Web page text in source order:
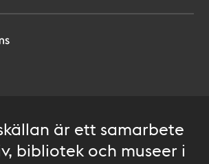
är ett samarbete
bibliotek och museer i